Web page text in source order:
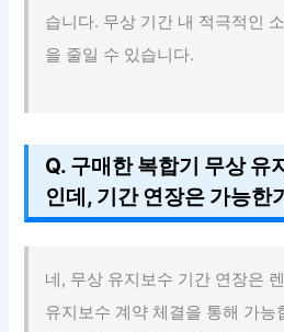
습니다. 무상 기간 내 적극적인
을 줄일 수 있습니다.
Q. 구매한 복합기 무상 유
인데, 기간 연장은 가능한
네, 무상 유지보수 기간 연장은
유지보수 계약 체결을 통해 가